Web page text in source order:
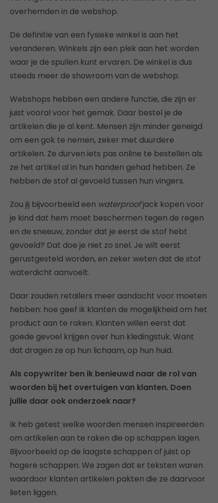
overhemden in de webshop.
De definitie van een fysieke winkel is aan het
veranderen. Winkels zijn een plek aan het worden
waar je de spullen kunt ervaren. De winkel is dus
steeds meer de showroom van de webshop.
Webshops hebben een andere functie, die zijn er
juist vooral voor het gemak. Daar bestel je de
artikelen die je al kent. Mensen zijn minder geneigd
om een gok te nemen, zeker met duurdere
artikelen. Ze durven iets pas online te bestellen als
ze het artikel al in hun handen gehad hebben. Ze
hebben de stof al gevoeld tussen hun vingers.
Zou jij bijvoorbeeld een waterproofjack kopen voor
je kind dat hem moet beschermen tegen de regen
en de sneeuw, zonder dat je eerst de stof hebt
gevoeld? Dat doe je niet zo snel. Je wilt eerst
gerustgesteld worden, en zeker weten dat de stof
waterdicht aanvoelt.
Daar zouden retailers meer aandacht voor moeten
hebben: hoe geef ik klanten de mogelijkheid om het
product aan te raken. Klanten willen eerst dat
goede gevoel krijgen over hun kledingstuk. Want
dat dragen ze op hun lichaam, op hun huid.
Als copywriter ben ik benieuwd naar de rol van
woorden bij het overtuigen van klanten. Doen
jullie daar ook onderzoek naar?
Ik heb getest welke woorden mensen inspireerden
om artikelen aan te raken die op schappen lagen.
Bijvoorbeeld op de laagste schappen of juist op
hogere schappen. We zagen dat er teksten waren
waardoor klanten artikelen pakten die ze daarvoor
lieten liggen.